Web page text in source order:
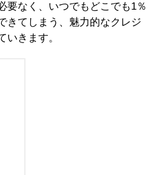
要なく、いつでもどこでも1％
きてしまう、魅力的なクレジ
いきます。